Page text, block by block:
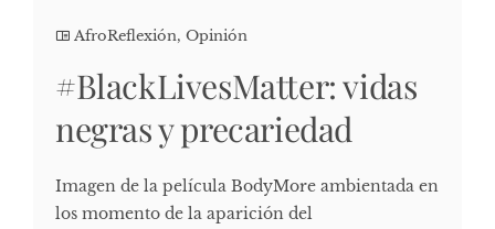
AfroReflexión, Opinión
#BlackLivesMatter: vidas
negras y precariedad
Imagen de la película BodyMore ambientada en
los momento de la aparición del